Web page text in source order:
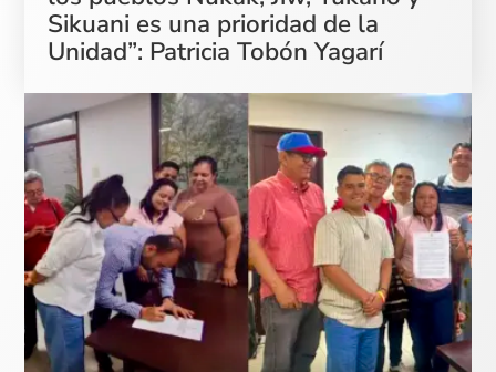
Sikuani es una prioridad de la
Unidad”: Patricia Tobón Yagarí